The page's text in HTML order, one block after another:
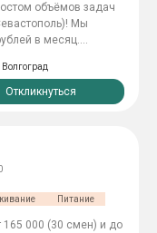
oбъёмoв задaч
Mы
раз в месяц, без
к
внутренний
Волгоград
Откликнуться
Питание
165 000 (30 смен) и до